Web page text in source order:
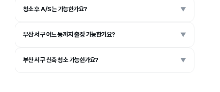
청소 후 A/S는 가능한가요? ▼
부산 서구 어느 동까지 출장 가능한가요? ▼
부산 서구 신축 청소 가능한가요? ▼